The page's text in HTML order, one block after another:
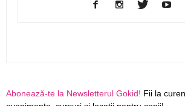
Abonează-te la Newsletterul Gokid! Fii la